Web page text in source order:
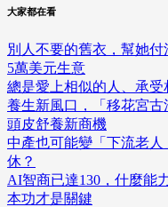
大家都在看
別人不要的舊衣，幫她
5萬美元生意
總是愛上相似的人、承
養生新風口，「移花宮
頭皮舒養新商機
中產也可能變「下流老
休？
AI智商已達130，什麼能
本功才是關鍵